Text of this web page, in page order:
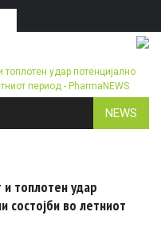
NEWS
и топлотен удар
состојби во летниот